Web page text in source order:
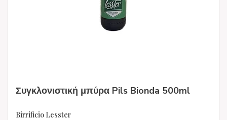
Συγκλονιστική μπύρα Pils Bionda 500ml
Birrificio Lesster